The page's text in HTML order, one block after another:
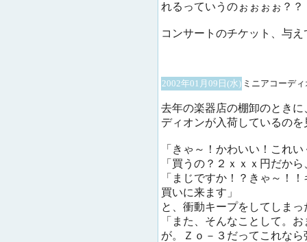
れるっていうのぉぉぉぉ？？
コンサートのチケット、与
2002年01月09日(水) ミニアコーデ
去年の楽器店の棚卸のとき
ディオンが入荷しているのを
「きゃ～！かわいい！これ
「買うの？２ｘｘｘ円だか
「まじですか！？きゃ～！
買いに来ます」
と、衝動キープをしてしま
「また、そんなことして。
が。Ｚｏ－３だってこれな